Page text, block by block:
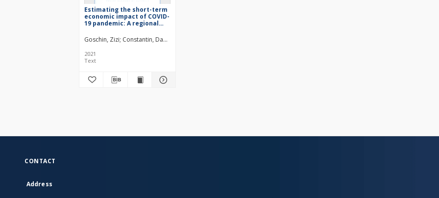
Estimating the short-term
economic impact of COVID-
19 pandemic: A regional
Goschin, Zizi Constantin, Daniela-Luminita
2021
Text
CONTACT
Address